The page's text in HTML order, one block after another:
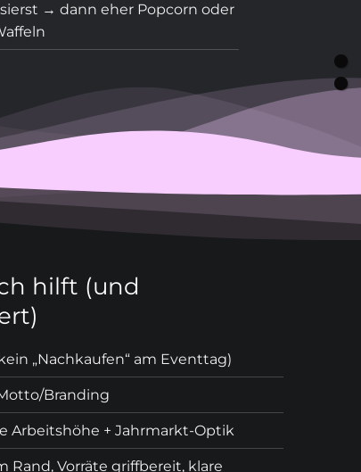
→ dann eher Popcorn oder
hilft (und
„Nachkaufen“ am Eventtag)
Branding
Arbeitshöhe + Jahrmarkt-Optik
Rand, Vorräte griffbereit, klare